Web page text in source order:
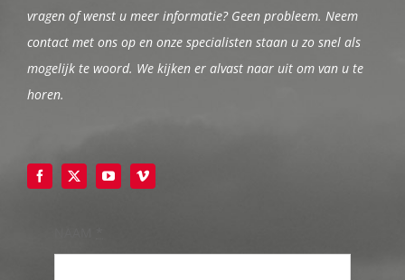
vragen of wenst u meer informatie? Geen probleem. Neem
contact met ons op en onze specialisten staan u zo snel als
mogelijk te woord. We kijken er alvast naar uit om van u te
horen.